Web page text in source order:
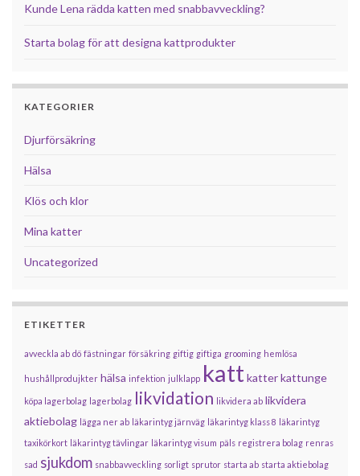
Kunde Lena rädda katten med snabbavveckling?
Starta bolag för att designa kattprodukter
KATEGORIER
Djurförsäkring
Hälsa
Klös och klor
Mina katter
Uncategorized
ETIKETTER
avveckla ab dö fästningar försäkring giftig giftiga grooming hemlösa
hushållprodujkter hälsa infektion julklapp katt katterkattunge
köpa lagerbolag lagerbolag likvidation likvidera ab likvidera
aktiebolag lägga ner ab läkarintyg järnväg läkarintyg klass 8 läkarintyg
taxikörkort läkarintyg tävlingar läkarintyg visum päls registrera bolag renras
sad sjukdom snabbavveckling sorligt sprutor starta ab starta aktiebolag